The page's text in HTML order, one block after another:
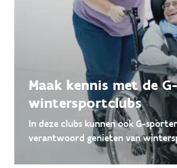
Maak kennis met de G-
wintersportclubs
In deze clubs kunnen ook G-
verantwoord genieten van